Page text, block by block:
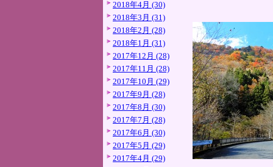
2018年4月 (30)
2018年3月 (31)
2018年2月 (28)
2018年1月 (31)
2017年12月 (28)
2017年11月 (28)
2017年10月 (29)
2017年9月 (28)
2017年8月 (30)
2017年7月 (28)
2017年6月 (30)
2017年5月 (29)
2017年4月 (29)